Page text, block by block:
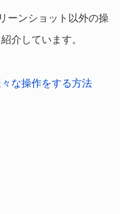
ーンショット以外の操
介しています。
な操作をする方法